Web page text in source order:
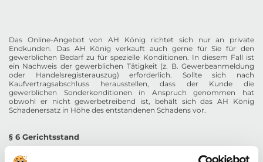
Das Online-Angebot von AH König richtet sich nur an private
Endkunden. Das AH König verkauft auch gerne für Sie für den
gewerblichen Bedarf zu für spezielle Konditionen. In diesem Fall ist
ein Nachweis der gewerblichen Tätigkeit (z. B. Gewerbeanmeldung
oder Handelsregisterauszug) erforderlich. Sollte sich nach
Kaufvertragsabschluss herausstellen, dass der Kunde die
gewerblichen Sonderkonditionen in Anspruch genommen hat
obwohl er nicht gewerbetreibend ist, behält sich das AH König
Schadenersatz in Höhe des entstandenen Schadens vor.
§ 6 Gerichtsstand